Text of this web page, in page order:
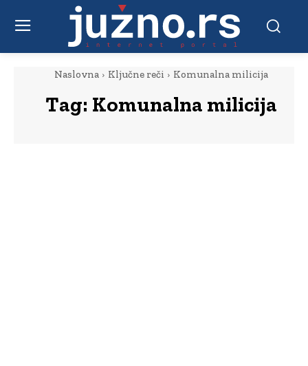
Naslovna Ključne reči Komunalna milicija
Tag: Komunalna milicija